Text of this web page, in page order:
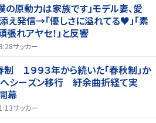
の原動力は家族です」モデル妻、愛
え発信→「優しさに溢れてる♥」「素
張れアヤセ！」と反響
サッカー
制 １９９３年から続いた「春秋制」か
シーズン移行 紆余曲折経て実
幕
サッカー